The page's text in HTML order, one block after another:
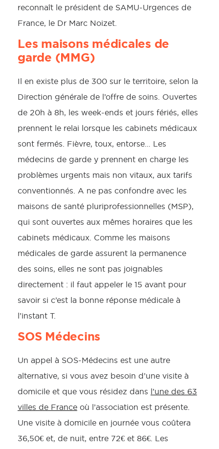
reconnaît le président de SAMU-Urgences de
France, le Dr Marc Noizet.
Les maisons médicales de
garde (MMG)
Il en existe plus de 300 sur le territoire, selon la
Direction générale de l’offre de soins. Ouvertes
de 20h à 8h, les week-ends et jours fériés, elles
prennent le relai lorsque les cabinets médicaux
sont fermés. Fièvre, toux, entorse… Les
médecins de garde y prennent en charge les
problèmes urgents mais non vitaux, aux tarifs
conventionnés. A ne pas confondre avec les
maisons de santé pluriprofessionnelles (MSP),
qui sont ouvertes aux mêmes horaires que les
cabinets médicaux. Comme les maisons
médicales de garde assurent la permanence
des soins, elles ne sont pas joignables
directement : il faut appeler le 15 avant pour
savoir si c’est la bonne réponse médicale à
l’instant T.
SOS Médecins
Un appel à SOS-Médecins est une autre
alternative, si vous avez besoin d’une visite à
domicile et que vous résidez dans l’une des 63
villes de France où l’association est présente.
Une visite à domicile en journée vous coûtera
36,50€ et, de nuit, entre 72€ et 86€. Les